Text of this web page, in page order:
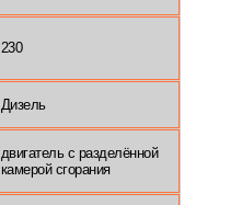
230
Дизель
двигатель с разделённой
камерой сгорания